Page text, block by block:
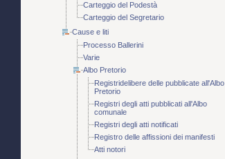
Carteggio del Podestà
Carteggio del Segretario
Cause e liti
Processo Ballerini
Varie
Albo Pretorio
Registridelibere delle pubblicate all'Albo
Pretorio
Registri degli atti pubblicati all'Albo
comunale
Registri degli atti notificati
Registro delle affissioni dei manifesti
Atti notori